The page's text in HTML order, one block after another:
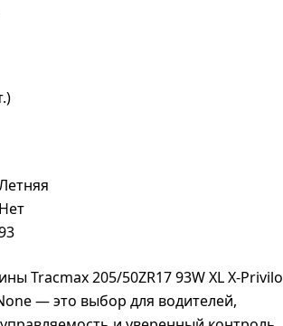
Нет
Tracmax 205/50ZR17 93W XL X-Privilo
— это выбор для водителей,